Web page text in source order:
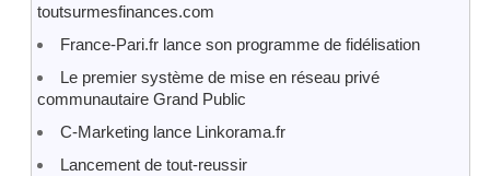
toutsurmesfinances.com
France-Pari.fr lance son programme de fidélisation
Le premier système de mise en réseau privé
communautaire Grand Public
C-Marketing lance Linkorama.fr
Lancement de tout-reussir